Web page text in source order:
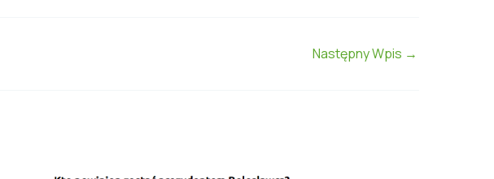
Następny Wpis →